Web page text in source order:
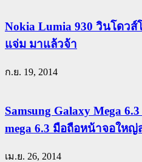
Nokia Lumia 930 วินโดว
แจ่ม มาแล้วจ้า
ก.ย. 19, 2014
Samsung Galaxy Mega
mega 6.3 มือถือหน้าจอใหญ่
เม.ย. 26, 2014